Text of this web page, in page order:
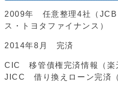
2009年 任意整理4社（JCB
ス・トヨタファイナンス）
2014年8月 完済
CIC 移管債権完済情報（楽
JICC 借り換えローン完済（